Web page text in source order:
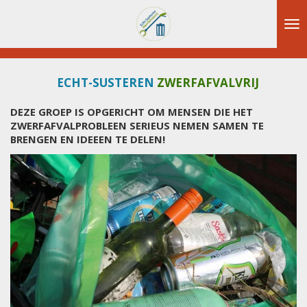
de
ECHT-SUSTEREN ZWERFAFVALVRIJ
DEZE GROEP IS OPGERICHT OM MENSEN DIE HET
ZWERFAFVALPROBLEEN SERIEUS NEMEN SAMEN TE
BRENGEN EN IDEEEN TE DELEN!